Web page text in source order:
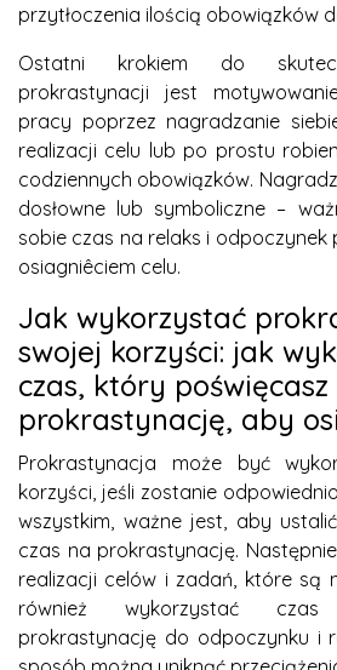
przytłoczenia ilością obowiązków
Ostatni krokiem do
prokrastynacji jest
pracy poprzez nagradzanie
realizacji celu lub po prostu
codziennych obowiązków.
dosłowne lub symboliczne –
sobie czas na relaks i odpoczynek
osiagniêciem celu.
Jak wykorzystać
swojej korzyści: jak
czas, który poświęcasz
prokrastynację, aby
Prokrastynacja może być
korzyści, jeśli zostanie
wszystkim, ważne jest, aby
czas na prokrastynację.
realizacji celów i zadań, które są
również wykorzystać
prokrastynację do odpoczynku i